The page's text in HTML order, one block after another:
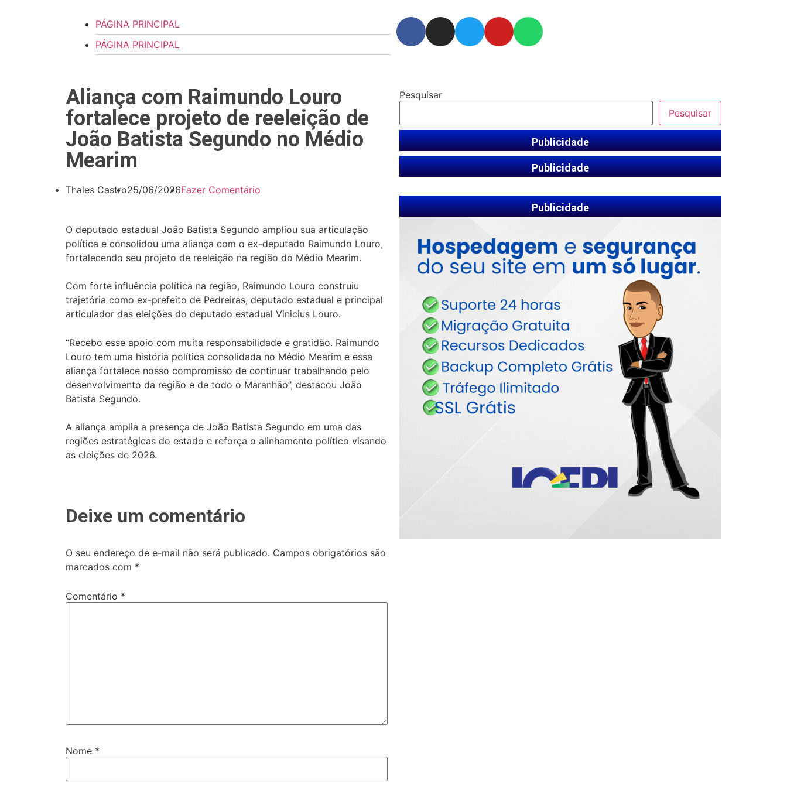
PÁGINA PRINCIPAL
PÁGINA PRINCIPAL
Aliança com Raimundo Louro
fortalece projeto de reeleição de
João Batista Segundo no Médio
Mearim
Thales Castro25/06/2026Fazer Comentário
O deputado estadual João Batista Segundo ampliou sua articulação
política e consolidou uma aliança com o ex-deputado Raimundo Louro,
fortalecendo seu projeto de reeleição na região do Médio Mearim.
Com forte influência política na região, Raimundo Louro construiu
trajetória como ex-prefeito de Pedreiras, deputado estadual e principal
articulador das eleições do deputado estadual Vinicius Louro.
“Recebo esse apoio com muita responsabilidade e gratidão. Raimundo
Louro tem uma história política consolidada no Médio Mearim e essa
aliança fortalece nosso compromisso de continuar trabalhando pelo
desenvolvimento da região e de todo o Maranhão”, destacou João
Batista Segundo.
A aliança amplia a presença de João Batista Segundo em uma das
regiões estratégicas do estado e reforça o alinhamento político visando
as eleições de 2026.
Deixe um comentário
O seu endereço de e-mail não será publicado. Campos obrigatórios são
marcados com *
Comentário *
Nome *
Pesquisar
Pesquisar
Publicidade
Publicidade
Publicidade